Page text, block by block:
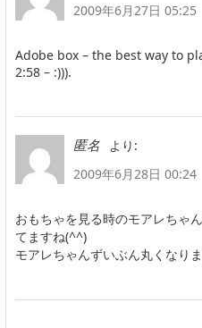
2009年6月27日 05:25
Adobe box – the best way to
2:58 – :))).
匿名
より:
2009年6月28日 00:24
おもちゃを見る時のモアレちゃ
てますね(^^)
モアレちゃんずいぶん丸くなり